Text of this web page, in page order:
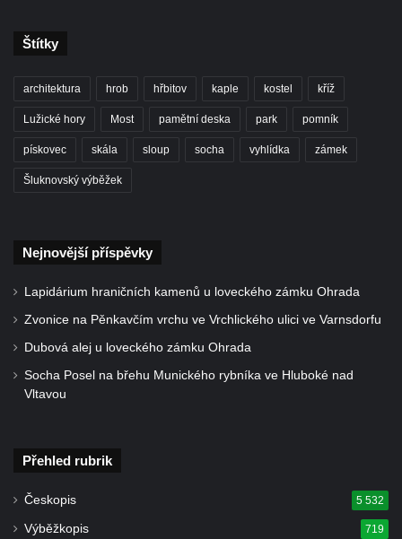
Mirošovicích
Socha býka před areálem firmy 2JCP v
Račicích
Pamětní kámen vodního díla Josefův Důl
Socha svatého Floriána na domě čp. 3 v
Lavička Václava Havla v Novém Boru
Kamenný obelisk na vyhlídce u Pravčické
brány
Štítky
architektura hrob hřbitov kaple kostel kříž
Lužické hory Most pamětní deska park pomník
pískovec skála sloup socha vyhlídka zámek
Šluknovský výběžek
Nejnovější příspěvky
Lapidárium hraničních kamenů u loveckého zámku Ohrada
Zvonice na Pěnkavčím vrchu ve Vrchlického ulici ve Varnsdorfu
Dubová alej u loveckého zámku Ohrada
Socha Posel na břehu Munického rybníka ve Hluboké nad
Vltavou
Přehled rubrik
Českopis 5 532
Výběžkopis 719